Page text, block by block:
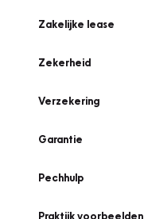
Zakelijke lease
Zekerheid
Verzekering
Garantie
Pechhulp
Praktijk voorbeelden